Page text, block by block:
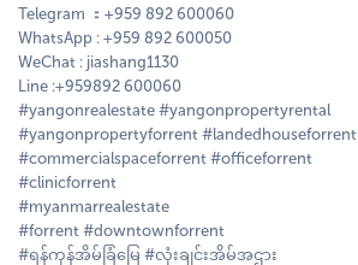
Telegram ：+959 892 600060
WhatsApp : +959 892 600050
WeChat : jiashang1130
Line :+959892 600060
#yangonrealestate #yangonpropertyrental
#yangonpropertyforrent #landedhouseforrent
#commercialspaceforrent #officeforrent
#clinicforrent
#myanmarrealestate
#forrent #downtownforrent
#ရန်ကုန်အိမ်ခြံမြေ #လုံးချင်းအိမ်အဌား